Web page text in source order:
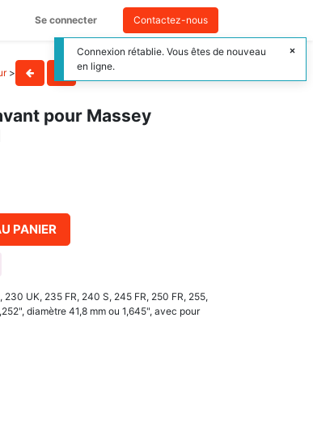
Se connecter Contactez-nous
>
pour Massey
PANIER
230 UK, 235 FR, 240 S, 245 FR, 250 FR, 255,
diamètre 41,8 mm ou 1,645", avec pour
Connexion rétablie. Vous êtes de nouveau
en ligne.